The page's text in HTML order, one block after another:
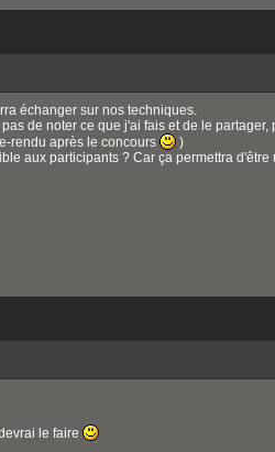
échanger sur nos techniques.
de noter ce que j'ai fais et de le
rendu après le concours
)
aux participants ? Car ça permettra
le faire